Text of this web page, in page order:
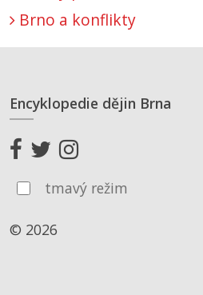
Brno a konflikty
Encyklopedie dějin Brna
tmavý režim
© 2026